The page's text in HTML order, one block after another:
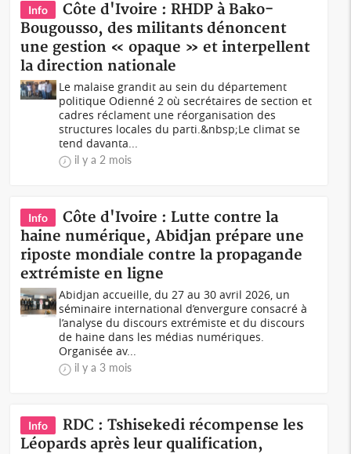
Info
Côte d'Ivoire : RHDP à Bako-
Bougousso, des militants dénoncent
une gestion « opaque » et interpellent
la direction nationale
Le malaise grandit au sein du département
politique Odienné 2 où secrétaires de section et
cadres réclament une réorganisation des
structures locales du parti.&nbsp;Le climat se
tend davanta...
il y a 2 mois
Info
Côte d'Ivoire : Lutte contre la
haine numérique, Abidjan prépare une
riposte mondiale contre la propagande
extrémiste en ligne
Abidjan accueille, du 27 au 30 avril 2026, un
séminaire international d’envergure consacré à
l’analyse du discours extrémiste et du discours
de haine dans les médias numériques.
Organisée av...
il y a 3 mois
Info
RDC : Tshisekedi récompense les
Léopards après leur qualification,